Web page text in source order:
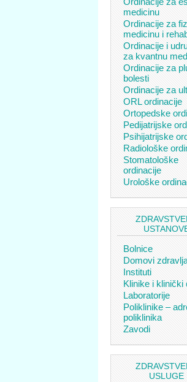
medicinu
Ordinacije za
medicinu i
Ordinacije i
za kvantnu
Ordinacije za
bolesti
Ordinacije za
ORL ordinacije
Ortopedske
Pedijatrijske
Psihijatrijske
Radiološke
Stomatološke
ordinacije
Urološke
Bolnice
Domovi
Instituti
Klinike i klinički
Laboratorije
Poliklinike –
poliklinika
Zavodi
USLUGE